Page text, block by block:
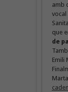
amb
vocal
que
de
Emili